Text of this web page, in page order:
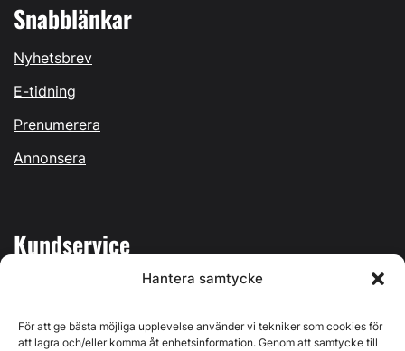
Hantera samtycke
För att ge bästa möjliga upplevelse använder vi tekniker som cookies för
att lagra och/eller komma åt enhetsinformation. Genom att samtycke till
Snabblänkar
Nyhetsbrev
E-tidning
Prenumerera
Annonsera
Kundservice
Kontakta oss